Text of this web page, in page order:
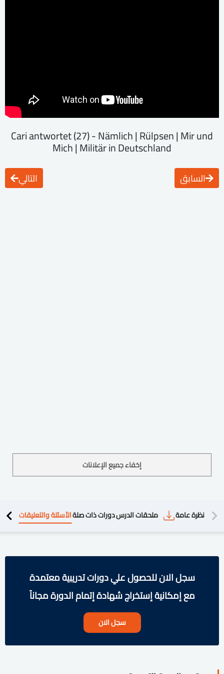
Cari antwortet (27) - Nämlich | Rülpsen | Mir und
Mich | Militär in Deutschland
السابق التالي
إخفاء جميع الإعلانات
نظرة عامة ملحقات الدرسدورات ذات صلةالأسئلة والتعليقات
سجل الان للحصول علي دورات تدريبية معتمدة
مع إمكانية إستخراج شهادة إتمام الدورة مجاناً
سجل الان